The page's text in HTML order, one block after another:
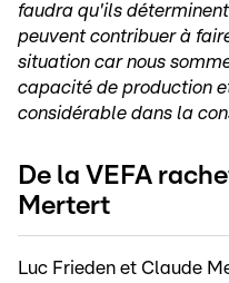
faudra qu'ils
peuvent contribuer à
situation car nous
capacité de production
considérable dans la
De la VEFA
Mertert
Luc Frieden et Claude